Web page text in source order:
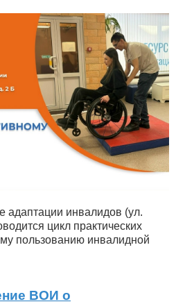
адаптации инвалидов (ул.
цикл практических
пользованию инвалидной
ВОИ о